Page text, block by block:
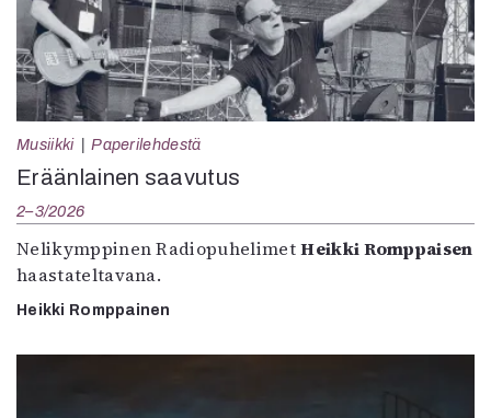
Musiikki Paperilehdestä
Eräänlainen saavutus
2–3/2026
Nelikymppinen RadiopuhelimetHeikki Romppaisen
haastateltavana.
Heikki Romppainen